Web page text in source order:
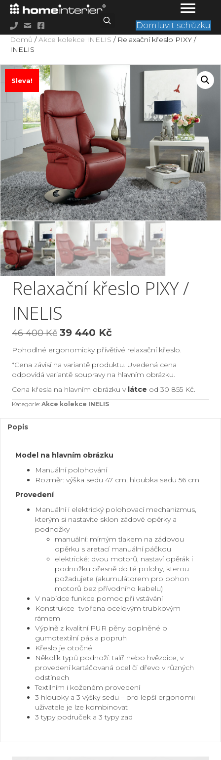
Domluvit schůzku
Domů /Akce kolekce INELIS / Relaxační křeslo PIXY /
INELIS
Sleva!
Relaxační křeslo PIXY /
INELIS
46 400Kč Původní
cena
byla:
46
400 Kč.
39 440 KčAktuální
cena
je:
39
440 Kč.
Pohodlné ergonomicky přívětivé relaxační křeslo.
*Cena závisí na variantě produktu. Uvedená cena
odpovídá variantě soupravy na hlavním obrázku.
Cena křesla na hlavním obrázku v látce od 30 855 Kč.
Kategorie: Akce kolekce INELIS
Popis
Model na hlavním obrázku
Manuální polohování
Rozměr: výška sedu 47 cm, hloubka sedu 56 cm
Provedení
Manuální i elektrický polohovací mechanizmus,
kterým si nastavíte sklon zádové opěrky a
podnožky
manuální: mírným tlakem na zádovou
opěrku s aretací manuální páčkou
elektrické: dvou motorů, nastaví opěrák i
podnožku přesně do té polohy, kterou
požadujete (akumulátorem pro pohon
motorů bez přívodního kabelu)
V nabídce funkce pomoc při vstávání
Konstrukce tvořena ocelovým trubkovým
rámem
Výplně z kvalitní PUR pěny doplněné o
gumotextilní pás a popruh
Křeslo je otočné
Několik typů podnoží: talíř nebo hvězdice, v
provedení kartáčovaná ocel či dřevo v různých
odstínech
Textilním i koženém provedení
3 hloubky a 3 výšky sedu – pro lepší ergonomii
uživatele je lze kombinovat
3 typy područek a 3 typy zad